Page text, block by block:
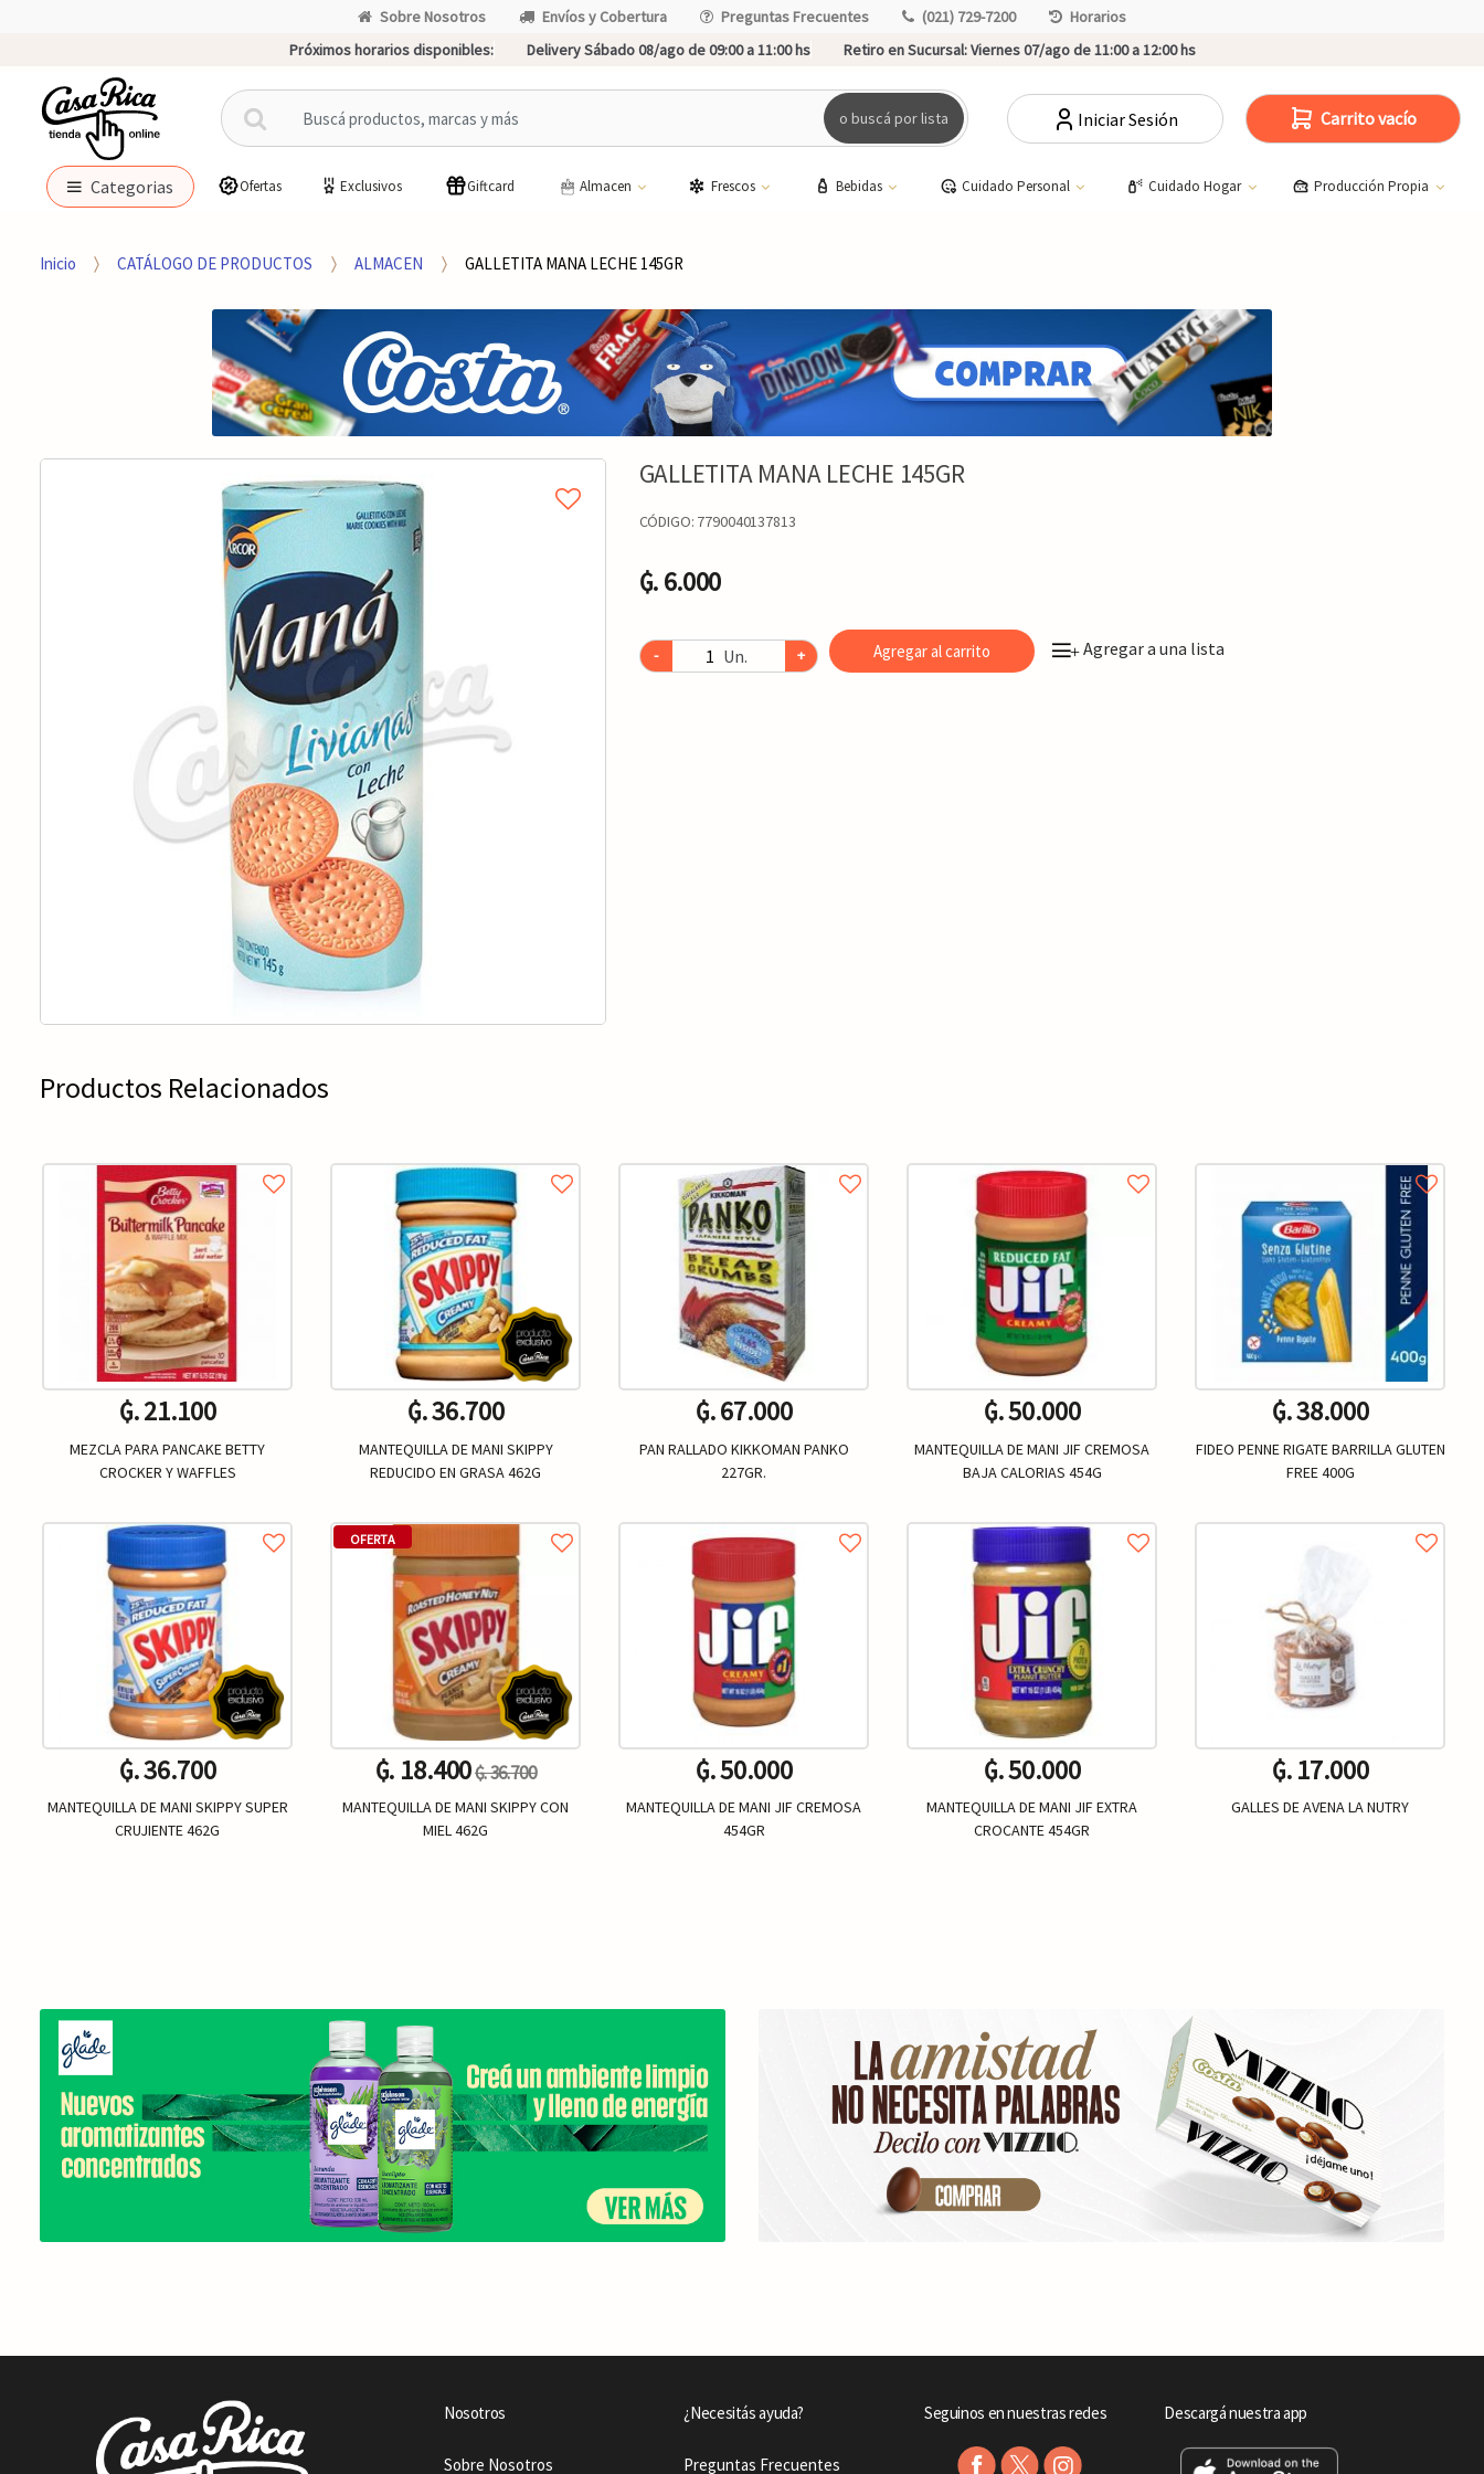
Sobre Nosotros Envíos y Cobertura Preguntas Frecuentes (021) 729-7200
Horarios
Próximos horarios disponibles:
Delivery Sábado 08/ago de 09:00 a 11:00 hs Retiro en Sucursal:Viernes 07/ago de 11:00 a 12:00 hs
B
u
c
p
r
o buscá por lista Iniciar Sesión Carrito vacío
Categorias Ofertas Exclusivos Giftcard Almacen Frescos Bebidas Cuidado Personal Cuidado Hogar Producción Propia
Inicio CATÁLOGO DE PRODUCTOS ALMACEN GALLETITA MANA LECHE 145GR
GALLETITA MANA LECHE 145GR
CÓDIGO: 7790040137813
₲. 6.000
- Un. + Agregar al carrito +Agregar a una lista
Productos Relacionados
₲. 21.100
MEZCLA PARA PANCAKE BETTY
CROCKER Y WAFFLES
₲. 36.700
MANTEQUILLA DE MANI SKIPPY SUPER
CRUJIENTE 462G
₲. 36.700
MANTEQUILLA DE MANI SKIPPY
REDUCIDO EN GRASA 462G
OFERTA
₲. 18.400₲. 36.700
MANTEQUILLA DE MANI SKIPPY CON
MIEL 462G
₲. 67.000
PAN RALLADO KIKKOMAN PANKO
227GR.
₲. 50.000
MANTEQUILLA DE MANI JIF CREMOSA
454GR
₲. 50.000
MANTEQUILLA DE MANI JIF CREMOSA
BAJA CALORIAS 454G
₲. 50.000
MANTEQUILLA DE MANI JIF EXTRA
CROCANTE 454GR
₲. 38.000
FIDEO PENNE RIGATE BARRILLA GLUTEN
FREE 400G
₲. 17.000
GALLES DE AVENA LA NUTRY
Nosotros
Sobre Nosotros
¿Necesitás ayuda?
Preguntas Frecuentes
Seguinos en nuestras redes Descargá nuestra app